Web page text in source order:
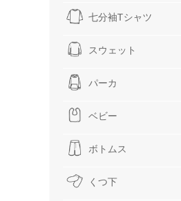
七分袖Tシャツ
スウェット
パーカ
ベビー
ボトムス
くつ下